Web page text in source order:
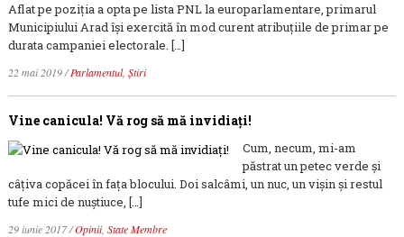
Aflat pe poziția a opta pe lista PNL la europarlamentare, primarul
Municipiului Arad își exercită în mod curent atribuțiile de primar pe
durata campaniei electorale. […]
22 mai 2019/Parlamentul, Știri
Vine canicula! Vă rog să mă invidiaţi!
Cum, necum, mi-am
păstrat un petec verde și
câțiva copăcei în fața blocului. Doi salcâmi, un nuc, un vișin și restul
tufe mici de nuștiuce, […]
29 iunie 2017/Opinii, State Membre